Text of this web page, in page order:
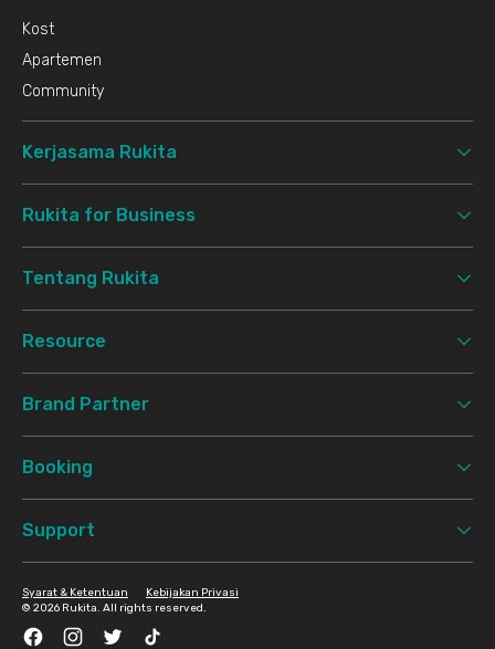
Kost
Apartemen
Community
Kerjasama Rukita
Rukita for Business
Tentang Rukita
Resource
Brand Partner
Booking
Support
© 2026 Rukita. All rights reserved.
Syarat & Ketentuan Kebijakan Privasi
FacebookInstagramTwitter TikTok